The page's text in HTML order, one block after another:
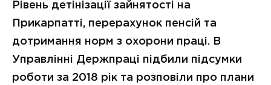
Рівень детінізації зайнятості на
Прикарпатті, перерахунок пенсій та
дотримання норм з охорони праці. В
Управлінні Держпраці підбили підсумки
роботи за 2018 рік та розповіли про плани